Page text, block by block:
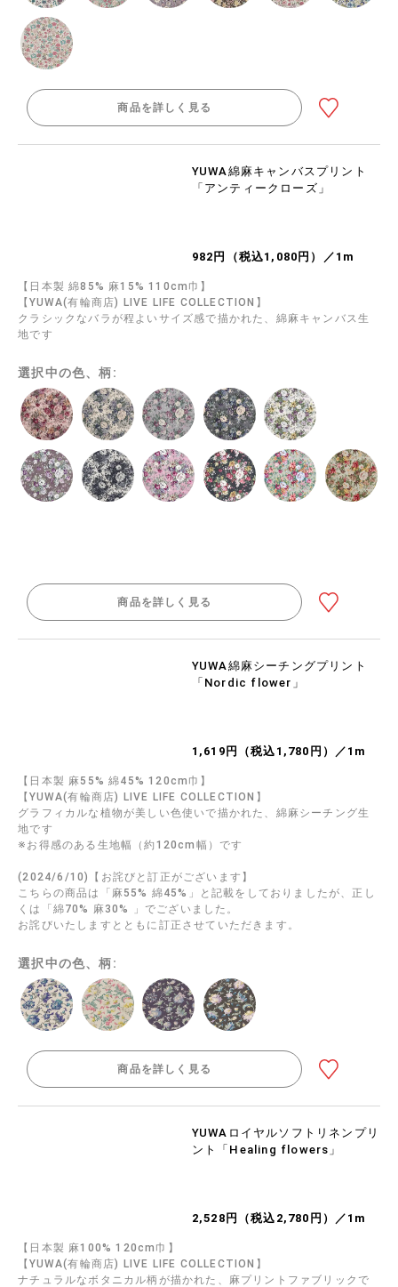
商品を詳しく見る
YUWA綿麻キャンバスプリント
「アンティークローズ」
982円（税込1,080円）／1m
【日本製 綿85% 麻15% 110cm巾】
【YUWA(有輪商店) LIVE LIFE COLLECTION】
クラシックなバラが程よいサイズ感で描かれた、綿麻キャンバス生
地です
選択中の色、柄:
商品を詳しく見る
YUWA綿麻シーチングプリント
「Nordic flower」
1,619円（税込1,780円）／1m
【日本製 麻55% 綿45% 120cm巾】
【YUWA(有輪商店) LIVE LIFE COLLECTION】
グラフィカルな植物が美しい色使いで描かれた、綿麻シーチング生
地です
※お得感のある生地幅（約120cm幅）です
(2024/6/10)【お詫びと訂正がございます】
こちらの商品は「麻55% 綿45%」と記載をしておりましたが、正し
くは「綿70% 麻30% 」でございました。
お詫びいたしますとともに訂正させていただきます。
選択中の色、柄:
商品を詳しく見る
YUWAロイヤルソフトリネンプリ
ント「Healing flowers」
2,528円（税込2,780円）／1m
【日本製 麻100% 120cm巾】
【YUWA(有輪商店) LIVE LIFE COLLECTION】
ナチュラルなボタニカル柄が描かれた、麻プリントファブリックで